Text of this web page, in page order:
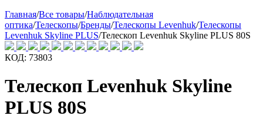
Главная/Все товары/Наблюдательная
оптика/Телескопы/Бренды/Телескопы Levenhuk/Телескопы
Levenhuk Skyline PLUS/Телескоп Levenhuk Skyline PLUS 80S
КОД: 73803
Телескоп Levenhuk Skyline
PLUS 80S